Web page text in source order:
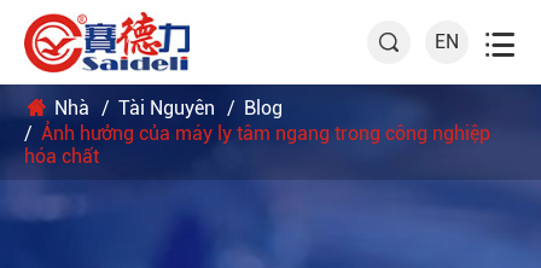
 EN 
Nhà Tài Nguyên
Blog
Ảnh hưởng của máy ly tâm ngang trong công nghiệp
hóa chất